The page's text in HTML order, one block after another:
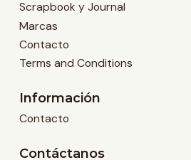
Scrapbook y Journal
Marcas
Contacto
Terms and Conditions
Información
Contacto
Contáctanos